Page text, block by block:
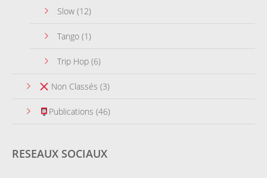
Slow (12)
Tango (1)
Trip Hop (6)
Non Classés (3)
Publications (46)
RESEAUX SOCIAUX